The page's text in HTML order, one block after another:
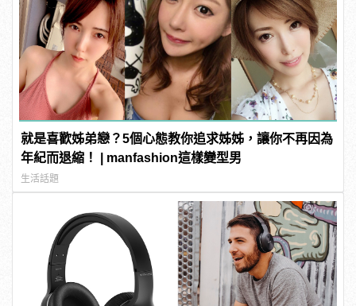
就是喜歡姊弟戀？5個心態教你追求姊姊，讓你不再因為
年紀而退縮！ | manfashion這樣變型男
生活話題